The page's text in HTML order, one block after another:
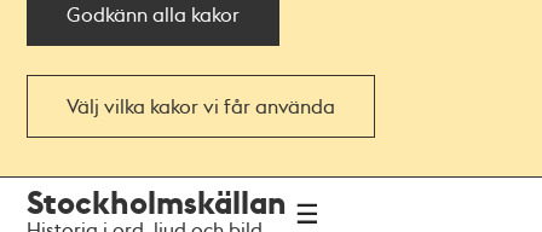
Godkänn alla kakor
Välj vilka kakor vi får använda
navigationen
huvudinnehållet
Stockholmskällan